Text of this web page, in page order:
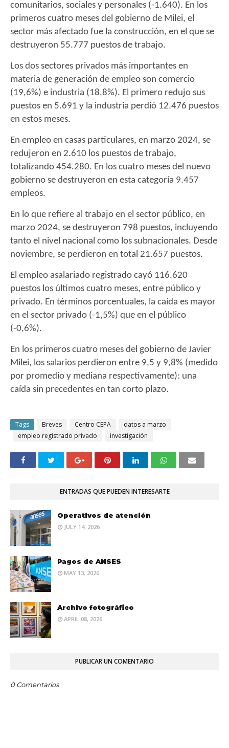
comunitarios, sociales y personales (-1.640). En los
primeros cuatro meses del gobierno de Milei, el
sector más afectado fue la construcción, en el que se
destruyeron 55.777 puestos de trabajo.
Los dos sectores privados más importantes en
materia de generación de empleo son comercio
(19,6%) e industria (18,8%). El primero redujo sus
puestos en 5.691 y la industria perdió 12.476 puestos
en estos meses.
En empleo en casas particulares, en marzo 2024, se
redujeron en 2.610 los puestos de trabajo,
totalizando 454.280. En los cuatro meses del nuevo
gobierno se destruyeron en esta categoría 9.457
empleos.
En lo que refiere al trabajo en el sector público, en
marzo 2024, se destruyeron 798 puestos, incluyendo
tanto el nivel nacional como los subnacionales. Desde
noviembre, se perdieron en total 21.657 puestos.
El empleo asalariado registrado cayó 116.620
puestos los últimos cuatro meses, entre público y
privado. En términos porcentuales, la caída es mayor
en el sector privado (-1,5%) que en el público
(-0,6%).
En los primeros cuatro meses del gobierno de Javier
Milei, los salarios perdieron entre 9,5 y 9,8% (medido
por promedio y mediana respectivamente): una
caída sin precedentes en tan corto plazo.
Tags Breves Centro CEPA
datos a marzo
empleo registrado privado
investigación
ENTRADAS QUE PUEDEN INTERESARTE
Operativos de atención
JULY 14, 2026
Pagos de ANSES
MAY 13, 2026
Archivo fotográfico
APRIL 08, 2026
PUBLICAR UN COMENTARIO
0 Comentarios